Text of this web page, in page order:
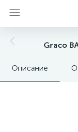
Graco
Описание